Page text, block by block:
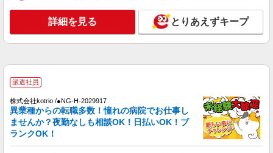
キープ 詳細を見る
詳細を見る とりあえずキープ
派遣社員
株式会社kotrio /●NG-H-2029917
異業種からの転職多数！憧れの病院でお仕事し
ませんか？夜勤なしも相談OK！日払いOK！ブ
ランクOK！